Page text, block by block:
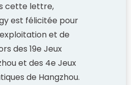
cette lettre,
est félicitée pour
et de
des 19e Jeux
et des 4e Jeux
de Hangzhou.